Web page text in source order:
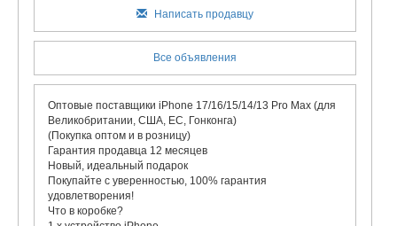
Написать продавцу
Все объявления
Оптовые поставщики iPhone 17/16/15/14/13 Pro Max (для
Великобритании, США, ЕС, Гонконга)
(Покупка оптом и в розницу)
Гарантия продавца 12 месяцев
Новый, идеальный подарок
Покупайте с уверенностью, 100% гарантия
удовлетворения!
Что в коробке?